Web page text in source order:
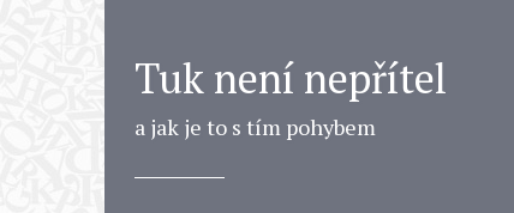
Tuk není nepřítel
a jak je to s tím pohybem